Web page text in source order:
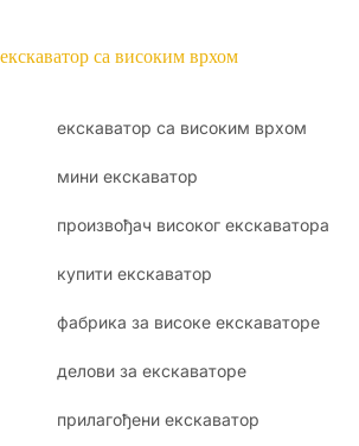
екскаватор са високим врхом
екскаватор са високим врхом
мини екскаватор
произвођач високог екскаватора
купити екскаватор
фабрика за високе екскаваторе
делови за екскаваторе
прилагођени екскаватор